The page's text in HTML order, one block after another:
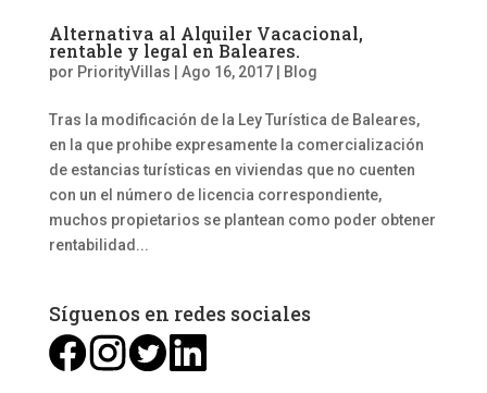
Alternativa al Alquiler Vacacional,
rentable y legal en Baleares.
por PriorityVillas Ago 16, 2017| Blog
Tras la modificación de la Ley Turística de Baleares,
en la que prohibe expresamente la comercialización
de estancias turísticas en viviendas que no cuenten
con un el número de licencia correspondiente,
muchos propietarios se plantean como poder obtener
rentabilidad...
Síguenos en redes sociales